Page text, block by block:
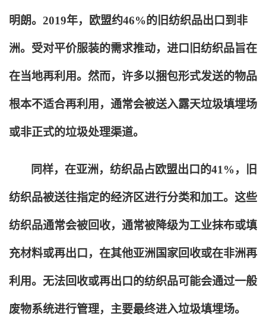
明朗。2019年，欧盟约46%的旧纺织品出口到非
洲。受对平价服装的需求推动，进口旧纺织品旨在
在当地再利用。然而，许多以捆包形式发送的物品
根本不适合再利用，通常会被送入露天垃圾填埋场
或非正式的垃圾处理渠道。
同样，在亚洲，纺织品占欧盟出口的41%，旧
纺织品被送往指定的经济区进行分类和加工。这些
纺织品通常会被回收，通常被降级为工业抹布或填
充材料或再出口，在其他亚洲国家回收或在非洲再
利用。无法回收或再出口的纺织品可能会通过一般
废物系统进行管理，主要最终进入垃圾填埋场。